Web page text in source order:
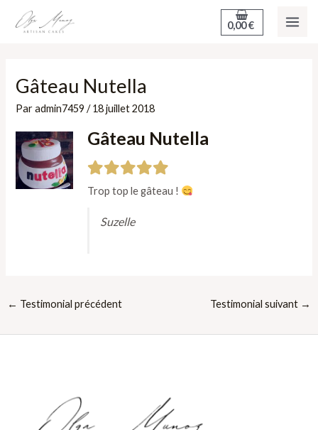
0,00€
Gâteau Nutella
Paradmin7459/18 juillet 2018
Gâteau Nutella
Trop top le gâteau !
Suzelle
← Testimonial précédent Testimonial suivant →